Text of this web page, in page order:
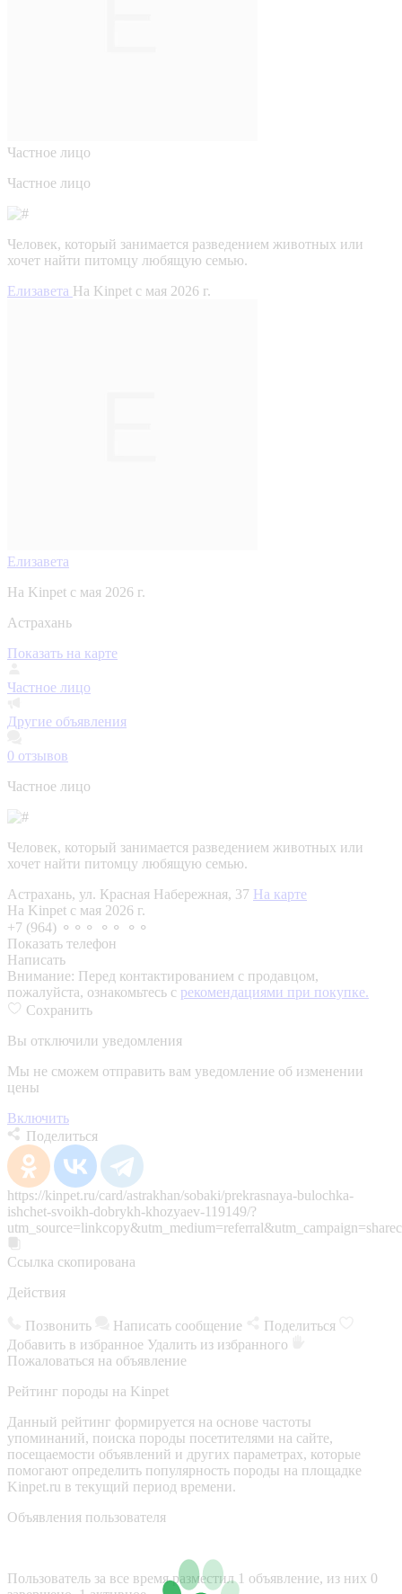
Частное лицо
Частное лицо
Человек, который занимается разведением животных или
хочет найти питомцу любящую семью.
Елизавета На Kinpet c мая 2026 г.
Елизавета
На Kinpet c мая 2026 г.
Астрахань
Показать на карте
Частное лицо
Другие объявления
0 отзывов
Частное лицо
Человек, который занимается разведением животных или
хочет найти питомцу любящую семью.
Астрахань, ул. Красная Набережная, 37 На карте
На Kinpet c мая 2026 г.
+7 (964) ⚬⚬⚬ ⚬⚬ ⚬⚬
Показать телефон
Написать
Внимание: Перед контактированием с продавцом,
пожалуйста, ознакомьтесь с рекомендациями при покупке.
Сохранить
Вы отключили уведомления
Мы не сможем отправить вам уведомление об изменении
цены
Включить
Поделиться
https://kinpet.ru/card/astrakhan/sobaki/prekrasnaya-bulochka-
ishchet-svoikh-dobrykh-khozyaev-119149/?
Ссылка скопирована
Действия
Позвонить Написать сообщение
Поделиться
Добавить в избранное Удалить из избранного
Пожаловаться на объявление
Рейтинг породы на Kinpet
Данный рейтинг формируется на основе частоты
упоминаний, поиска породы посетителями на сайте,
посещаемости объявлений и других параметрах, которые
помогают определить популярность породы на площадке
Kinpet.ru в текущий период времени.
Объявления пользователя
Пользователь за все время разместил 1 объявление, из них 0